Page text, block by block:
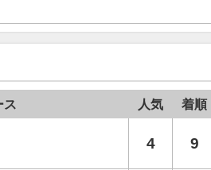
ス 人気 着順
4 9